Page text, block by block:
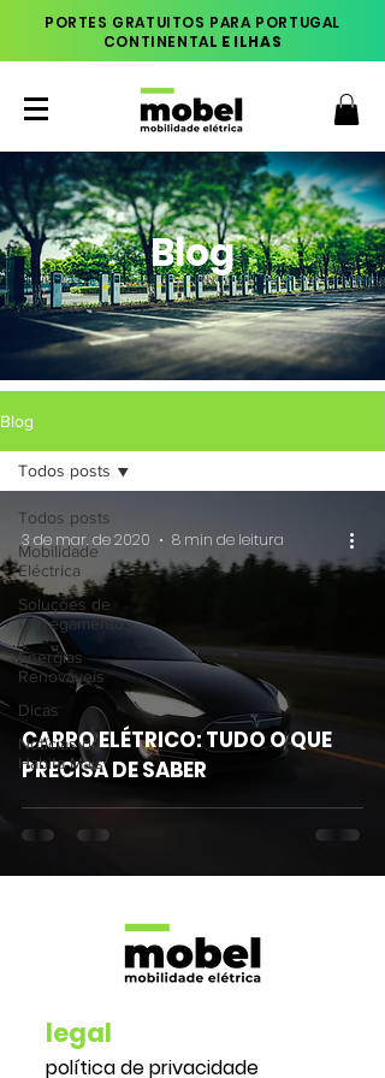
PORTES GRATUITOS PARA PORTUGAL
CONTINENTAL E ILHAS
Blog
Blog
Todos posts
Mobilidade
Eléctrica
Soluções de
Carregamento
Energias
Renováveis
Dicas
Notícias da
Habita Mais
Todos posts
CARRO ELÉTRICO: TUDO O QUE
PRECISA DE SABER
3 de mar. de 2020 8 min de leitura
legal
política de privacidade